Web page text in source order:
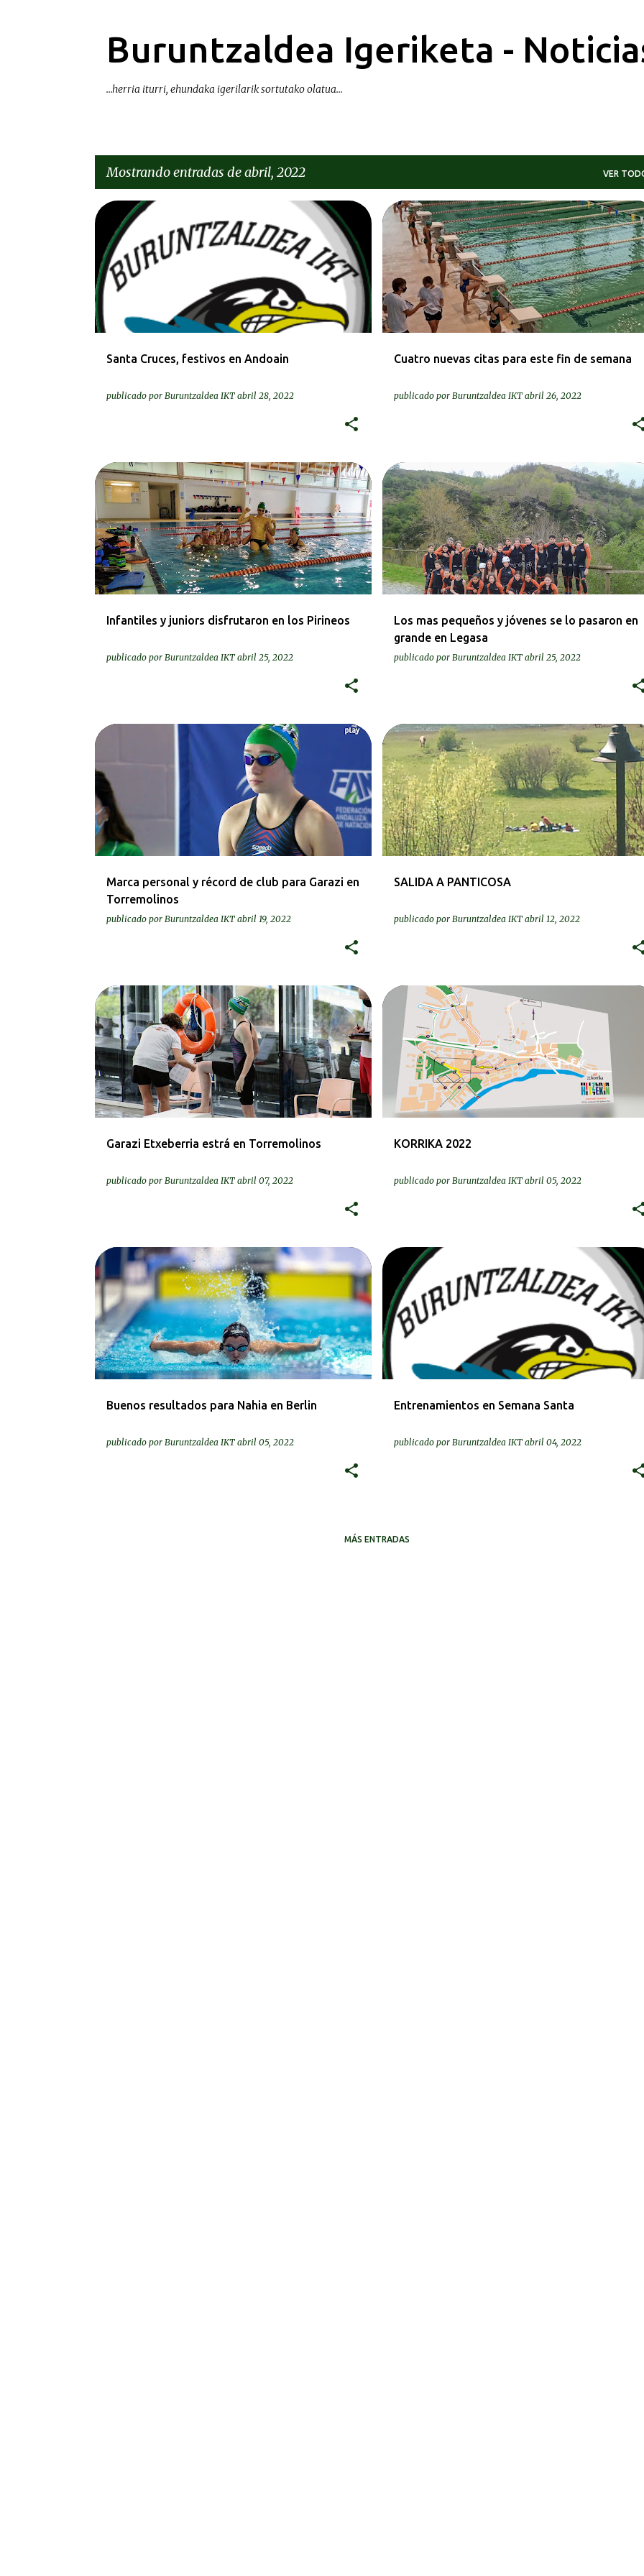
Buruntzaldea Igeriketa -
...herria iturri, ehundaka igerilarik sortutako olatua...
Mostrando entradas de abril, 2022 VER
E
t
r
a
d
Santa Cruces, festivos en Andoain
publicado por Buruntzaldea IKT abril 28, 2022
BEREZIAK | ESPECIALES GURASOAK | PADRES Y MADRES
Cuatro nuevas citas para este fin de semana
publicado por Buruntzaldea IKT abril 26, 2022
DEIALDIAK-CONVOCATORIAS
Infantiles y juniors disfrutaron en los Pirineos
publicado por Buruntzaldea IKT abril 25, 2022
IRTEERAK | SALIDAS KRONIKAK-CRÓNICAS
Los mas pequeños y jóvenes se lo pasaron en
grande en Legasa
publicado por Buruntzaldea IKT abril 25, 2022
IRTEERAK | SALIDAS KRONIKAK-CRÓNICAS
Marca personal y récord de club para Garazi en
Torremolinos
publicado por Buruntzaldea IKT abril 19, 2022
SALIDA A PANTICOSA
publicado por Buruntzaldea IKT abril 12, 2022
BEREZIAK | ESPECIALES IRTEERAK | SALIDAS
Garazi Etxeberria estrá en Torremolinos
publicado por Buruntzaldea IKT abril 07, 2022
DEIALDIAK-CONVOCATORIAS
KORRIKA 2022
publicado por Buruntzaldea IKT abril 05, 2022
BEREZIAK | ESPECIALES
Buenos resultados para Nahia en Berlin
publicado por Buruntzaldea IKT abril 05, 2022
KRONIKAK-CRÓNICAS
Entrenamientos en Semana Santa
publicado por Buruntzaldea IKT abril 04, 2022
BEREZIAK | ESPECIALES GURASOAK | PADRES Y MADRES
MÁS ENTRADAS